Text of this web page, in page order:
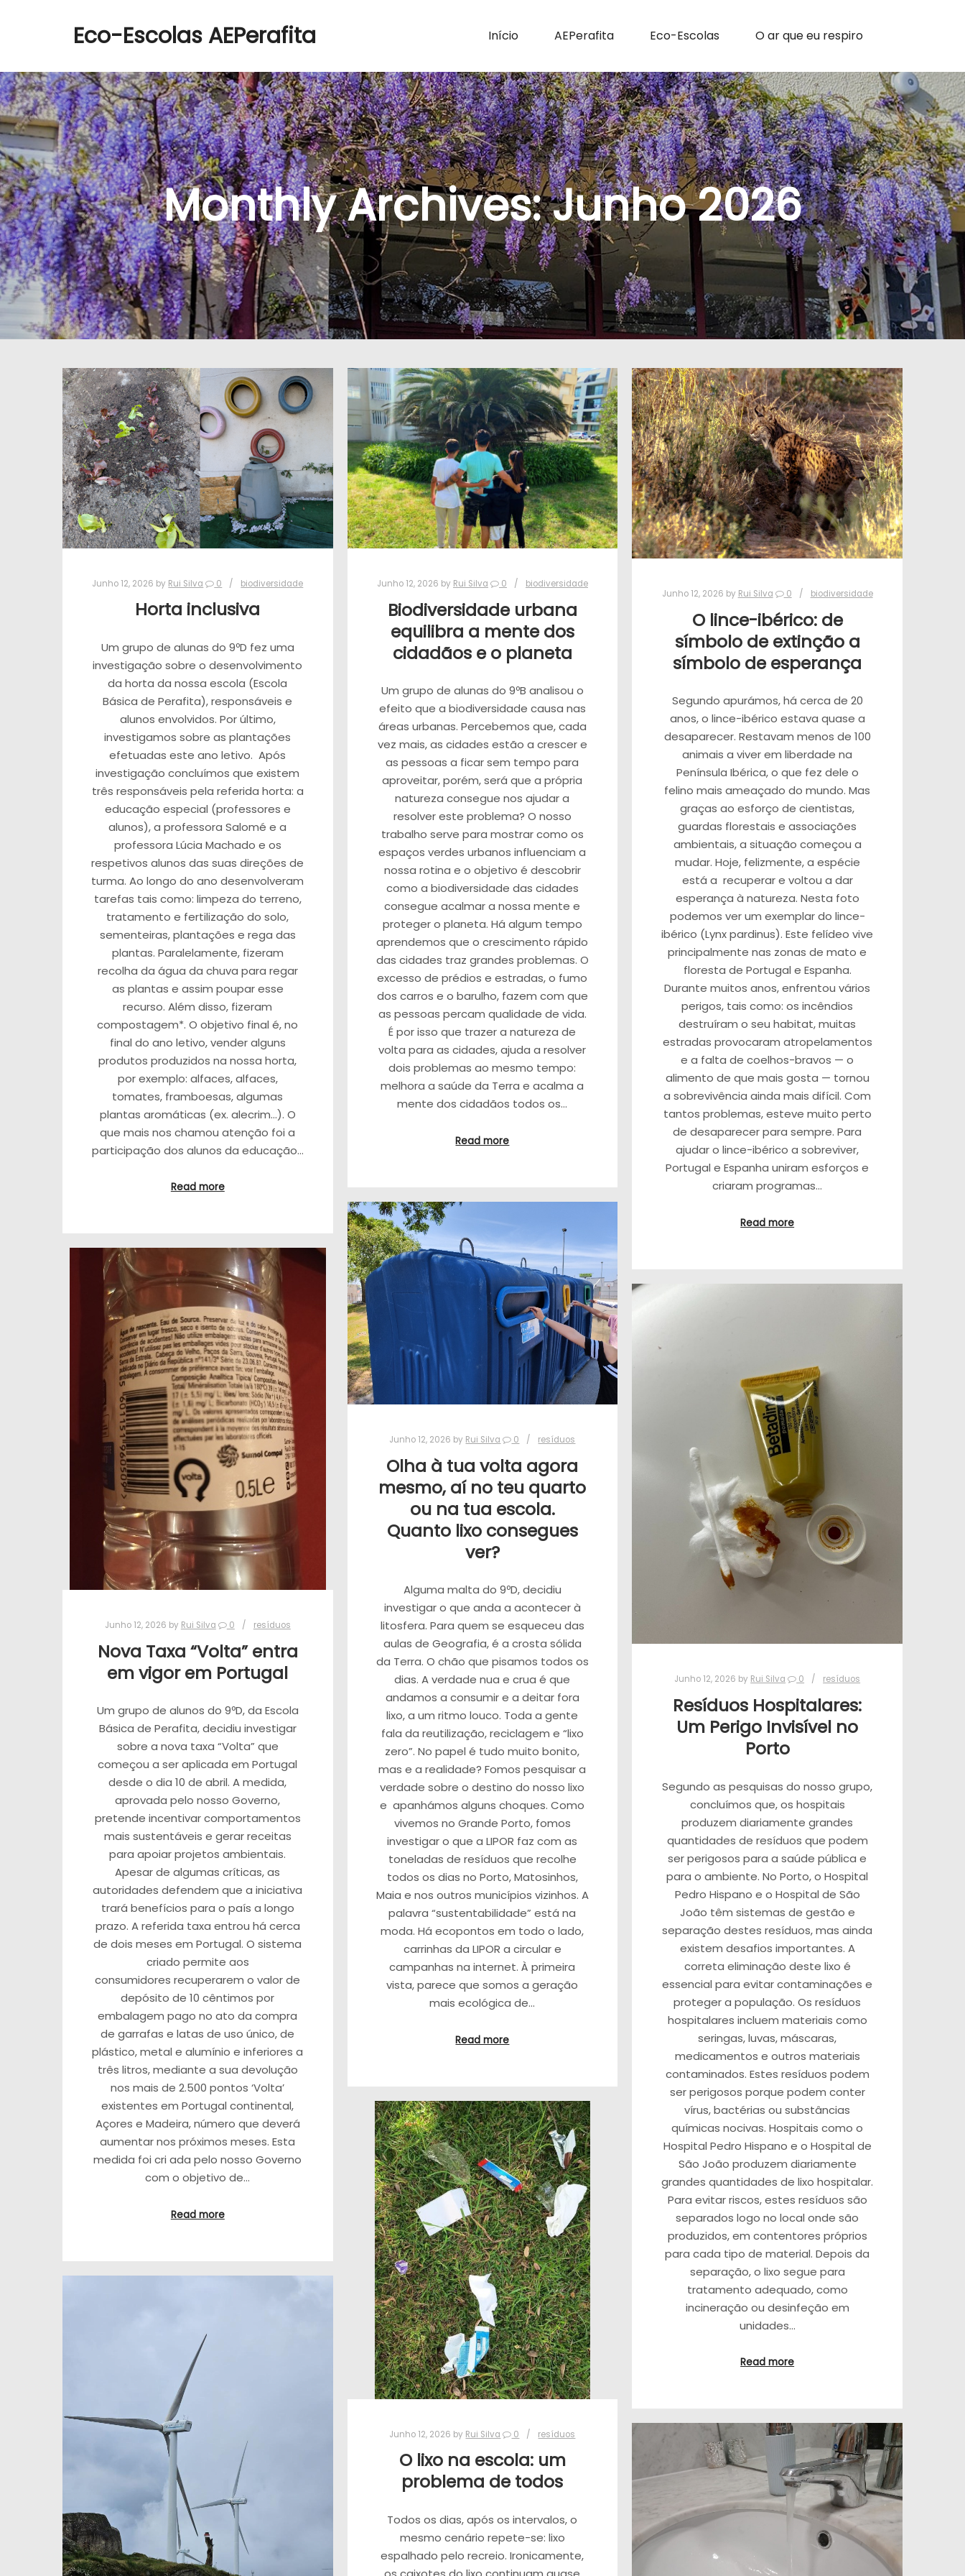
Eco-Escolas AEPerafita Início AEPerafita Eco-Escolas O ar que eu respiro
Monthly Archives:Junho 2026
Junho 12, 2026 by Rui Silva 0 biodiversidade
Horta inclusiva
Um grupo de alunas do 9ºD fez uma
investigação sobre o desenvolvimento
da horta da nossa escola (Escola
Básica de Perafita), responsáveis e
alunos envolvidos. Por último,
investigamos sobre as plantações
efetuadas este ano letivo. Após
investigação concluímos que existem
três responsáveis pela referida horta: a
educação especial (professores e
alunos), a professora Salomé e a
professora Lúcia Machado e os
respetivos alunos das suas direções de
turma. Ao longo do ano desenvolveram
tarefas tais como: limpeza do terreno,
tratamento e fertilização do solo,
sementeiras, plantações e rega das
plantas. Paralelamente, fizeram
recolha da água da chuva para regar
as plantas e assim poupar esse
recurso. Além disso, fizeram
compostagem*. O objetivo final é, no
final do ano letivo, vender alguns
produtos produzidos na nossa horta,
por exemplo: alfaces, alfaces,
tomates, framboesas, algumas
plantas aromáticas (ex. alecrim…). O
que mais nos chamou atenção foi a
participação dos alunos da educação…
Read more
Junho 12, 2026 by Rui Silva 0 biodiversidade
Biodiversidade urbana
equilibra a mente dos
cidadãos e o planeta
Um grupo de alunas do 9ºB analisou o
efeito que a biodiversidade causa nas
áreas urbanas. Percebemos que, cada
vez mais, as cidades estão a crescer e
as pessoas a ficar sem tempo para
aproveitar, porém, será que a própria
natureza consegue nos ajudar a
resolver este problema? O nosso
trabalho serve para mostrar como os
espaços verdes urbanos influenciam a
nossa rotina e o objetivo é descobrir
como a biodiversidade das cidades
consegue acalmar a nossa mente e
proteger o planeta. Há algum tempo
aprendemos que o crescimento rápido
das cidades traz grandes problemas. O
excesso de prédios e estradas, o fumo
dos carros e o barulho, fazem com que
as pessoas percam qualidade de vida.
É por isso que trazer a natureza de
volta para as cidades, ajuda a resolver
dois problemas ao mesmo tempo:
melhora a saúde da Terra e acalma a
mente dos cidadãos todos os…
Read more
Junho 12, 2026 by Rui Silva 0 biodiversidade
O lince-ibérico: de
símbolo de extinção a
símbolo de esperança
Segundo apurámos, há cerca de 20
anos, o lince-ibérico estava quase a
desaparecer. Restavam menos de 100
animais a viver em liberdade na
Península Ibérica, o que fez dele o
felino mais ameaçado do mundo. Mas
graças ao esforço de cientistas,
guardas florestais e associações
ambientais, a situação começou a
mudar. Hoje, felizmente, a espécie
está a recuperar e voltou a dar
esperança à natureza. Nesta foto
podemos ver um exemplar do lince-
ibérico (Lynx pardinus). Este felídeo vive
principalmente nas zonas de mato e
floresta de Portugal e Espanha.
Durante muitos anos, enfrentou vários
perigos, tais como: os incêndios
destruíram o seu habitat, muitas
estradas provocaram atropelamentos
e a falta de coelhos-bravos — o
alimento de que mais gosta — tornou
a sobrevivência ainda mais difícil. Com
tantos problemas, esteve muito perto
de desaparecer para sempre. Para
ajudar o lince-ibérico a sobreviver,
Portugal e Espanha uniram esforços e
criaram programas…
Read more
Junho 12, 2026 by Rui Silva 0 resíduos
Olha à tua volta agora
mesmo, aí no teu quarto
ou na tua escola.
Quanto lixo consegues
ver?
Alguma malta do 9ºD, decidiu
investigar o que anda a acontecer à
litosfera. Para quem se esqueceu das
aulas de Geografia, é a crosta sólida
da Terra. O chão que pisamos todos os
dias. A verdade nua e crua é que
andamos a consumir e a deitar fora
lixo, a um ritmo louco. Toda a gente
fala da reutilização, reciclagem e “lixo
zero”. No papel é tudo muito bonito,
mas e a realidade? Fomos pesquisar a
verdade sobre o destino do nosso lixo
e apanhámos alguns choques. Como
vivemos no Grande Porto, fomos
investigar o que a LIPOR faz com as
toneladas de resíduos que recolhe
todos os dias no Porto, Matosinhos,
Maia e nos outros municípios vizinhos. A
palavra “sustentabilidade” está na
moda. Há ecopontos em todo o lado,
carrinhas da LIPOR a circular e
campanhas na internet. À primeira
vista, parece que somos a geração
mais ecológica de…
Read more
Junho 12, 2026 by Rui Silva 0 resíduos
Nova Taxa “Volta” entra
em vigor em Portugal
Um grupo de alunos do 9ºD, da Escola
Básica de Perafita, decidiu investigar
sobre a nova taxa “Volta” que
começou a ser aplicada em Portugal
desde o dia 10 de abril. A medida,
aprovada pelo nosso Governo,
pretende incentivar comportamentos
mais sustentáveis e gerar receitas
para apoiar projetos ambientais.
Apesar de algumas críticas, as
autoridades defendem que a iniciativa
trará benefícios para o país a longo
prazo. A referida taxa entrou há cerca
de dois meses em Portugal. O sistema
criado permite aos
consumidores recuperarem o valor de
depósito de 10 cêntimos por
embalagem pago no ato da compra
de garrafas e latas de uso único, de
plástico, metal e alumínio e inferiores a
três litros, mediante a sua devolução
nos mais de 2.500 pontos ‘Volta’
existentes em Portugal continental,
Açores e Madeira, número que deverá
aumentar nos próximos meses. Esta
medida foi cri ada pelo nosso Governo
com o objetivo de…
Read more
Junho 12, 2026 by Rui Silva 0 resíduos
Resíduos Hospitalares:
Um Perigo Invisível no
Porto
Segundo as pesquisas do nosso grupo,
concluímos que, os hospitais
produzem diariamente grandes
quantidades de resíduos que podem
ser perigosos para a saúde pública e
para o ambiente. No Porto, o Hospital
Pedro Hispano e o Hospital de São
João têm sistemas de gestão e
separação destes resíduos, mas ainda
existem desafios importantes. A
correta eliminação deste lixo é
essencial para evitar contaminações e
proteger a população. Os resíduos
hospitalares incluem materiais como
seringas, luvas, máscaras,
medicamentos e outros materiais
contaminados. Estes resíduos podem
ser perigosos porque podem conter
vírus, bactérias ou substâncias
químicas nocivas. Hospitais como o
Hospital Pedro Hispano e o Hospital de
São João produzem diariamente
grandes quantidades de lixo hospitalar.
Para evitar riscos, estes resíduos são
separados logo no local onde são
produzidos, em contentores próprios
para cada tipo de material. Depois da
separação, o lixo segue para
tratamento adequado, como
incineração ou desinfeção em
unidades…
Read more
Junho 12, 2026 by Rui Silva 0 resíduos
O lixo na escola: um
problema de todos
Todos os dias, após os intervalos, o
mesmo cenário repete-se: lixo
espalhado pelo recreio. Ironicamente,